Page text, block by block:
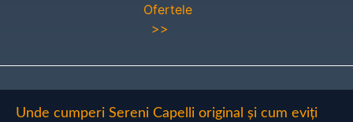
Ofertele
>>
Unde cumperi Sereni Capelli original și cum eviți